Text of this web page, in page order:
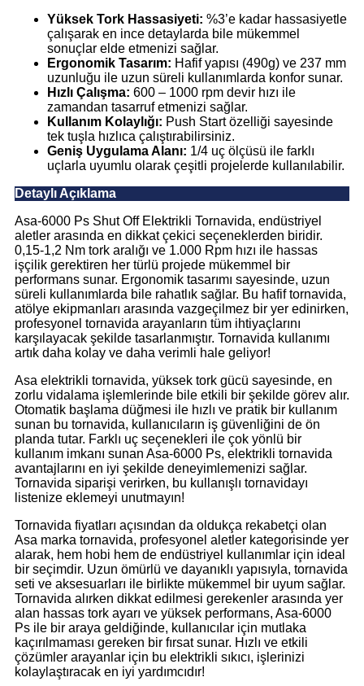
Yüksek Tork Hassasiyeti: %3’e kadar hassasiyetle
çalışarak en ince detaylarda bile mükemmel
sonuçlar elde etmenizi sağlar.
Ergonomik Tasarım: Hafif yapısı (490g) ve 237 mm
uzunluğu ile uzun süreli kullanımlarda konfor sunar.
Hızlı Çalışma: 600 – 1000 rpm devir hızı ile
zamandan tasarruf etmenizi sağlar.
Kullanım Kolaylığı: Push Start özelliği sayesinde
tek tuşla hızlıca çalıştırabilirsiniz.
Geniş Uygulama Alanı: 1/4 uç ölçüsü ile farklı
uçlarla uyumlu olarak çeşitli projelerde kullanılabilir.
Detaylı Açıklama
Asa-6000 Ps Shut Off Elektrikli Tornavida, endüstriyel
aletler arasında en dikkat çekici seçeneklerden biridir.
0,15-1,2 Nm tork aralığı ve 1.000 Rpm hızı ile hassas
işçilik gerektiren her türlü projede mükemmel bir
performans sunar. Ergonomik tasarımı sayesinde, uzun
süreli kullanımlarda bile rahatlık sağlar. Bu hafif tornavida,
atölye ekipmanları arasında vazgeçilmez bir yer edinirken,
profesyonel tornavida arayanların tüm ihtiyaçlarını
karşılayacak şekilde tasarlanmıştır. Tornavida kullanımı
artık daha kolay ve daha verimli hale geliyor!
Asa elektrikli tornavida, yüksek tork gücü sayesinde, en
zorlu vidalama işlemlerinde bile etkili bir şekilde görev alır.
Otomatik başlama düğmesi ile hızlı ve pratik bir kullanım
sunan bu tornavida, kullanıcıların iş güvenliğini de ön
planda tutar. Farklı uç seçenekleri ile çok yönlü bir
kullanım imkanı sunan Asa-6000 Ps, elektrikli tornavida
avantajlarını en iyi şekilde deneyimlemenizi sağlar.
Tornavida siparişi verirken, bu kullanışlı tornavidayı
listenize eklemeyi unutmayın!
Tornavida fiyatları açısından da oldukça rekabetçi olan
Asa marka tornavida, profesyonel aletler kategorisinde yer
alarak, hem hobi hem de endüstriyel kullanımlar için ideal
bir seçimdir. Uzun ömürlü ve dayanıklı yapısıyla, tornavida
seti ve aksesuarları ile birlikte mükemmel bir uyum sağlar.
Tornavida alırken dikkat edilmesi gerekenler arasında yer
alan hassas tork ayarı ve yüksek performans, Asa-6000
Ps ile bir araya geldiğinde, kullanıcılar için mutlaka
kaçırılmaması gereken bir fırsat sunar. Hızlı ve etkili
çözümler arayanlar için bu elektrikli sıkıcı, işlerinizi
kolaylaştıracak en iyi yardımcıdır!